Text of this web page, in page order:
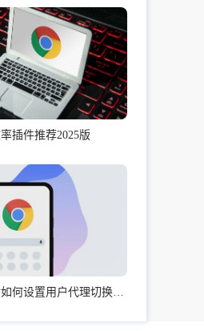
插件推荐2025版
谷歌浏览器下载后如何设置用户代理切换功能